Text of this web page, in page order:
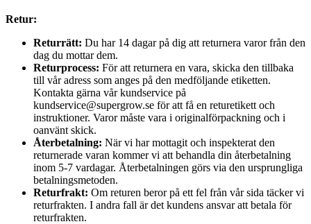
Retur:
Returrätt: Du har 14 dagar på dig att returnera varor från den
dag du mottar dem.
Returprocess: För att returnera en vara, skicka den tillbaka
till vår adress som anges på den medföljande etiketten.
Kontakta gärna vår kundservice på
kundservice@supergrow.se för att få en returetikett och
instruktioner. Varor måste vara i originalförpackning och i
oanvänt skick.
Återbetalning: När vi har mottagit och inspekterat den
returnerade varan kommer vi att behandla din återbetalning
inom 5-7 vardagar. Återbetalningen görs via den ursprungliga
betalningsmetoden.
Returfrakt: Om returen beror på ett fel från vår sida täcker vi
returfrakten. I andra fall är det kundens ansvar att betala för
returfrakten.